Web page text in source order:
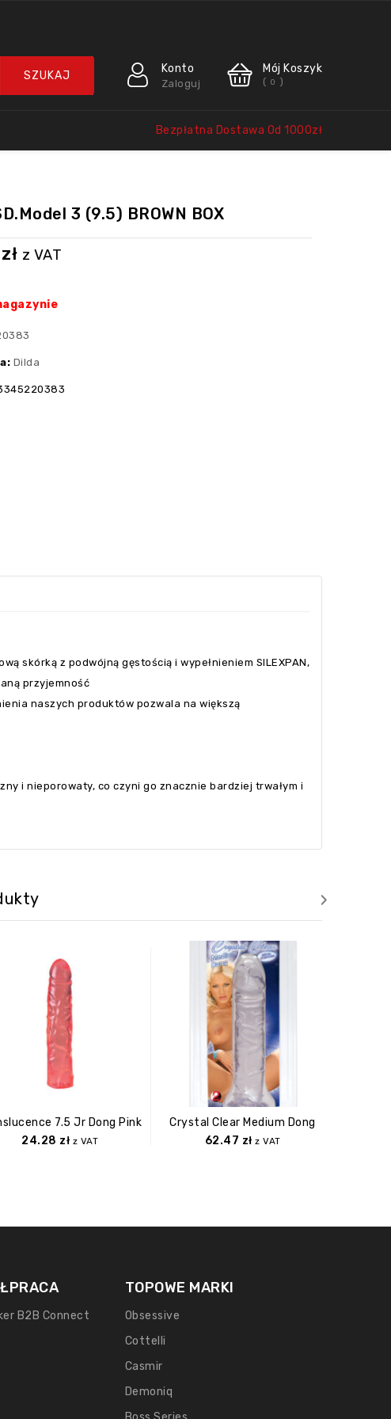
Konto
Zaloguj
Mój Koszyk
( 0 )
Bezpłatna Dostawa Od 1000zł
3 (9.5) BROWN BOX
zł z VAT
Dilda
skórką z podwójną gęstością i wypełnieniem SILEXPAN,
przyjemność
naszych produktów pozwala na większą
i nieporowaty, co czyni go znacznie bardziej trwałym i
7.5 Jr Dong Pink
24.28 zł z VAT
Crystal Clear Medium Dong
62.47 zł z VAT
›
B2B Connect
TOPOWE MARKI
Obsessive
Cottelli
Casmir
Demoniq